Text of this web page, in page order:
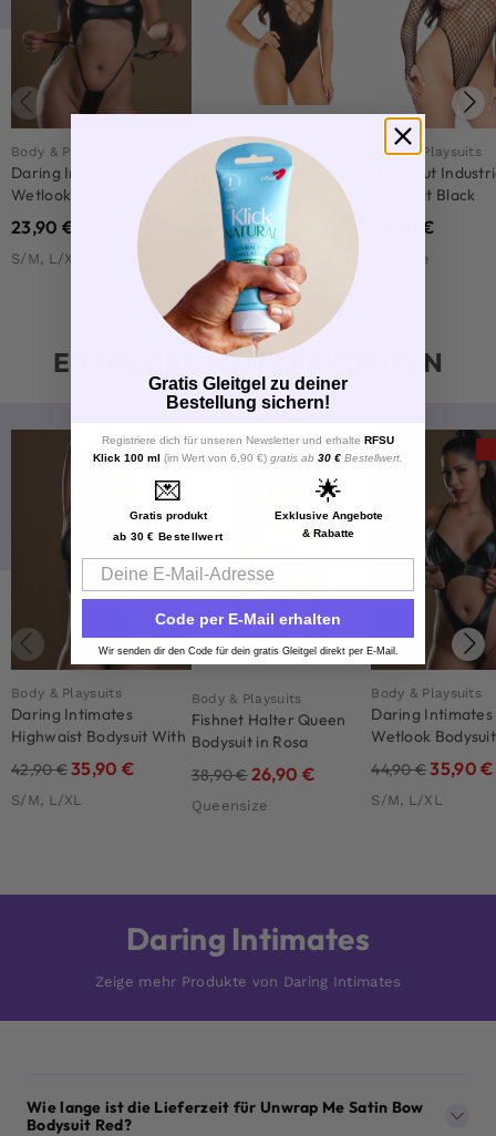
Body & Playsuits
Daring Intimates
Wetlook Bodysuit With
Halter
23,90 €
S/M, L/XL
Body & Playsuits
Seamless Racer Tank
Bodysuit Schwarz
24,90€
Onesize
Body & Playsuits
High-Cut
Bodysuit Black
€
Onesize
ENTDECKE MEHR FAVORITEN
Body & Playsuits
Daring Intimates
Highwaist Bodysuit With
42,90€35,90 €
S/M, L/XL
Body & Playsuits
Fishnet Halter Queen
Bodysuit in Rosa
38,90€26,90 €
Queensize
Body & Playsuits
Daring Intimates
Wetlook
44,90€35,90€
S/M, L/XL
Daring Intimates
Zeige mehr Produkte von Daring Intimates
Wie lange ist die Lieferzeit für Unwrap Me Satin Bow
Bodysuit Red?
Gratis Gleitgel zu deiner
Bestellung sichern!
Registriere dich für unseren Newsletter und erhalte RFSU
Klick 100 ml (im Wert von 6,90 €) gratis ab 30 € Bestellwert.
💌
Gratis produkt
ab 30 € Bestellwert
🌟
Exklusive Angebote
& Rabatte
Email
Code per E-Mail erhalten
Wir senden dir den Code für dein gratis Gleitgel direkt per E-Mail.